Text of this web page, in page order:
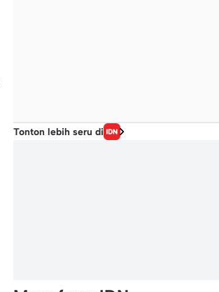
Tonton lebih seru di